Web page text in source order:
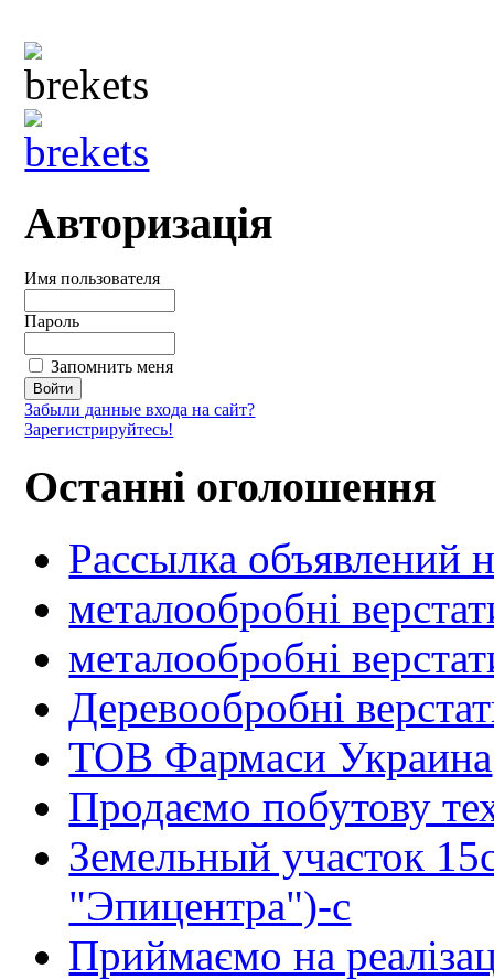
Авторизація
Имя пользователя
Пароль
Запомнить меня
Забыли данные входа на сайт?
Зарегистрируйтесь!
Останні оголошення
Рассылка объявлений
металообробні
металообробні
Деревообробні
ТОВ Фармаси Украина
Продаємо побутову
Земельный участок
"Эпицентра")-с
Приймаємо на